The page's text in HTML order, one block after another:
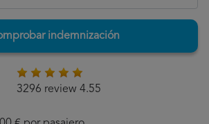
indemnización
3296 review 4.55